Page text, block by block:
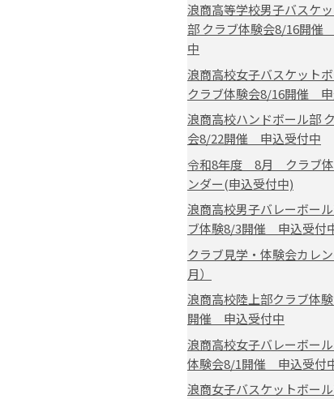
浪商高等学校男子バスケ
部 クラブ体験会8/16開催
中
浪商高校女子バスケット
クラブ体験会8/16開催
浪商高校ハンドボール部
会8/22開催 申込受付中
令和8年度 8月 クラブ体
ンダー(申込受付中)
浪商高校男子バレーボー
ブ体験8/3開催 申込受付
クラブ見学・体験会カレ
月）
浪商高校陸上部クラブ体
開催 申込受付中
浪商高校女子バレーボー
体験会8/1開催 申込受付
浪商女子バスケットボー